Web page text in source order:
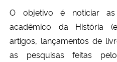
Controladoria-Geral da União
Ministério da Mulher, da Família e dos
O objetivo é noticiar
acadêmico da História
artigos, lançamentos de
as pesquisas feitas